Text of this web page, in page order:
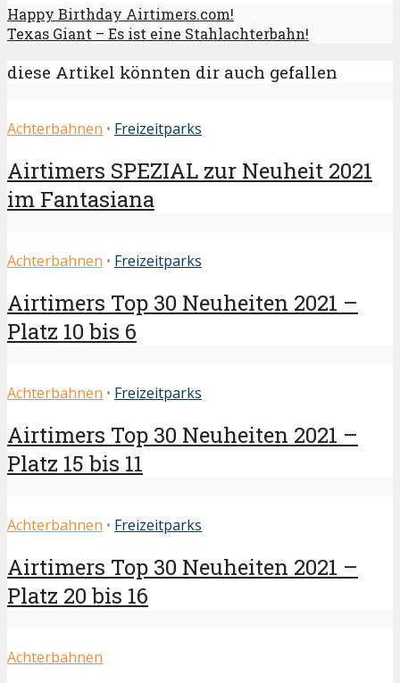
Happy Birthday Airtimers.com!
Texas Giant – Es ist eine Stahlachterbahn!
diese Artikel könnten dir auch gefallen
Achterbahnen • Freizeitparks
Airtimers SPEZIAL zur Neuheit 2021
im Fantasiana
Achterbahnen • Freizeitparks
Airtimers Top 30 Neuheiten 2021 –
Platz 10 bis 6
Achterbahnen • Freizeitparks
Airtimers Top 30 Neuheiten 2021 –
Platz 15 bis 11
Achterbahnen • Freizeitparks
Airtimers Top 30 Neuheiten 2021 –
Platz 20 bis 16
Achterbahnen